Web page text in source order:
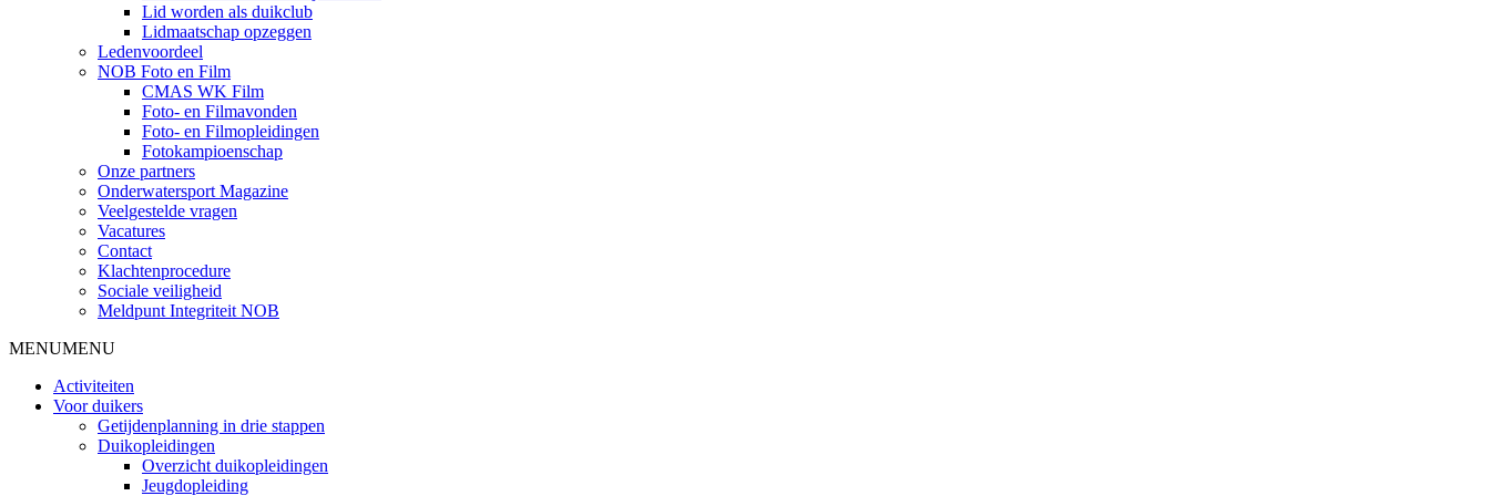
Lid worden als duikclub
Lidmaatschap opzeggen
Ledenvoordeel
NOB Foto en Film
CMAS WK Film
Foto- en Filmavonden
Foto- en Filmopleidingen
Fotokampioenschap
Onze partners
Onderwatersport Magazine
Veelgestelde vragen
Vacatures
Contact
Klachtenprocedure
Sociale veiligheid
Meldpunt Integriteit NOB
MENUMENU
Activiteiten
Voor duikers
Getijdenplanning in drie stappen
Duikopleidingen
Overzicht duikopleidingen
Jeugdopleiding